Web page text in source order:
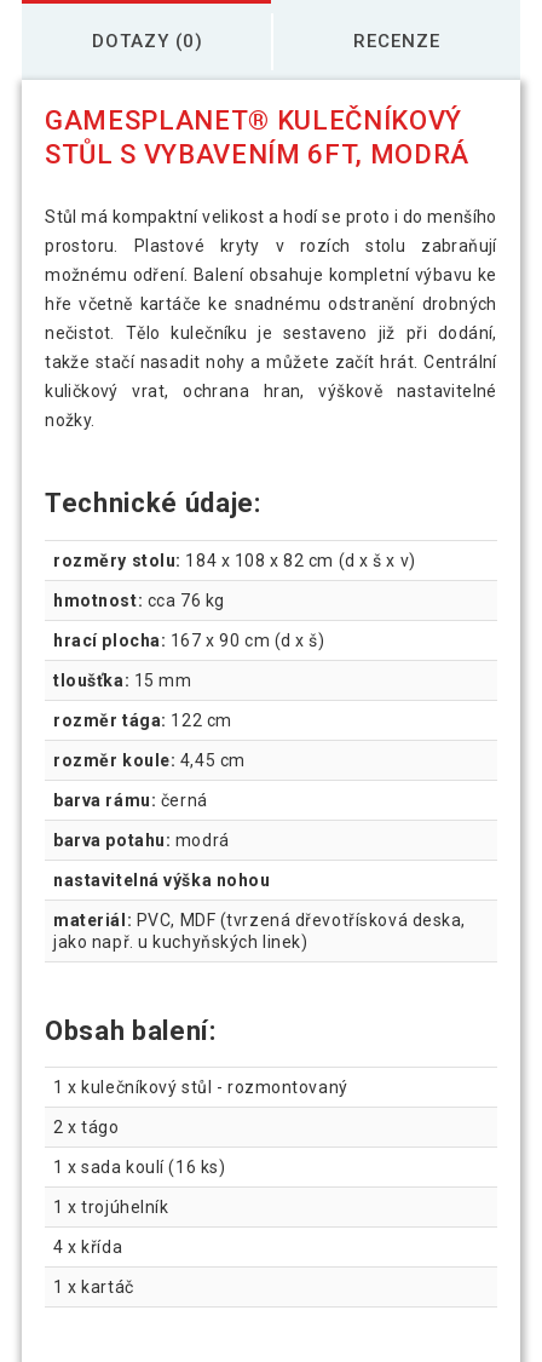
DOTAZY (0) RECENZE
GAMESPLANET® KULEČNÍKOVÝ
STŮL S VYBAVENÍM 6FT, MODRÁ
Stůl má kompaktní velikost a hodí se proto i do menšího
prostoru. Plastové kryty v rozích stolu zabraňují
možnému odření. Balení obsahuje kompletní výbavu ke
hře včetně kartáče ke snadnému odstranění drobných
nečistot. Tělo kulečníku je sestaveno již při dodání,
takže stačí nasadit nohy a můžete začít hrát. Centrální
kuličkový vrat, ochrana hran, výškově nastavitelné
nožky.
Technické údaje:
rozměry stolu: 184 x 108 x 82 cm (d x š x v)
hmotnost: cca 76 kg
hrací plocha: 167 x 90 cm (d x š)
tloušťka: 15 mm
rozměr tága: 122 cm
rozměr koule: 4,45 cm
barva rámu: černá
barva potahu: modrá
nastavitelná výška nohou
materiál: PVC, MDF (tvrzená dřevotřísková deska,
jako např. u kuchyňských linek)
Obsah balení:
1 x kulečníkový stůl - rozmontovaný
2 x tágo
1 x sada koulí (16 ks)
1 x trojúhelník
4 x křída
1 x kartáč